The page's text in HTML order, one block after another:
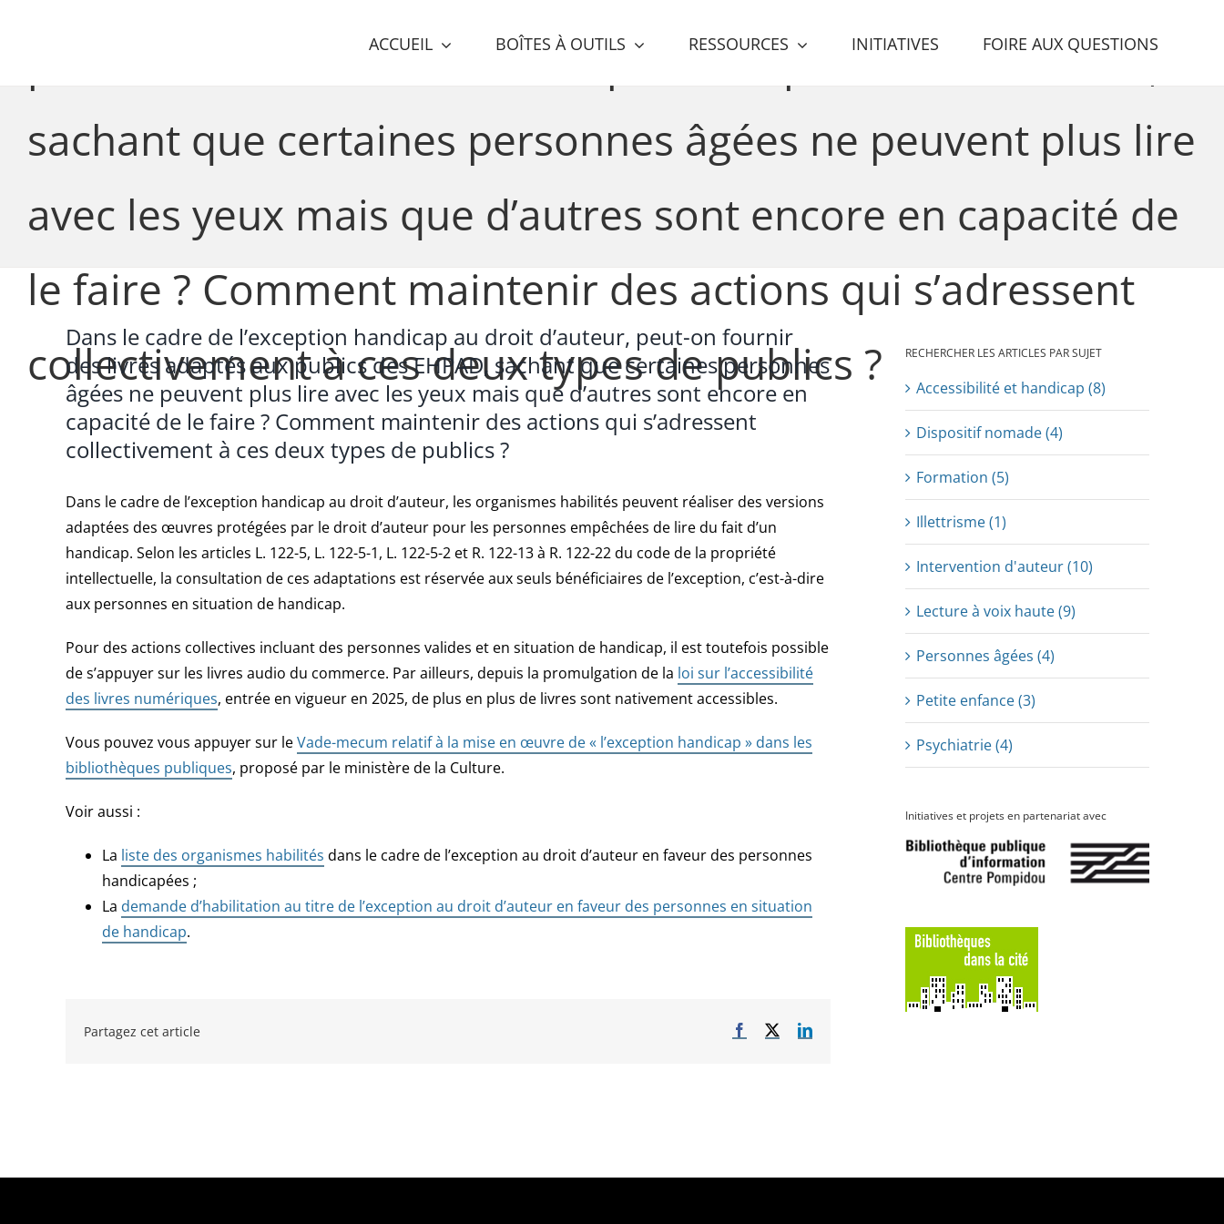
ACCUEIL BOÎTES À OUTILS RESSOURCES INITIATIVES FOIRE AUX QUESTIONS
peut-on fournir des livres adaptés aux publics des EHPAD,
sachant que certaines personnes âgées ne peuvent plus lire
avec les yeux mais que d’autres sont encore en capacité de
le faire ? Comment maintenir des actions qui s’adressent
collectivement à ces deux types de publics ?
Dans le cadre de l’exception handicap au droit d’auteur, peut-on fournir
des livres adaptés aux publics des EHPAD, sachant que certaines personnes
âgées ne peuvent plus lire avec les yeux mais que d’autres sont encore en
capacité de le faire ? Comment maintenir des actions qui s’adressent
collectivement à ces deux types de publics ?
Dans le cadre de l’exception handicap au droit d’auteur, les organismes habilités peuvent réaliser des versions
adaptées des œuvres protégées par le droit d’auteur pour les personnes empêchées de lire du fait d’un
handicap. Selon les articles L. 122-5, L. 122-5-1, L. 122-5-2 et R. 122-13 à R. 122-22 du code de la propriété
intellectuelle, la consultation de ces adaptations est réservée aux seuls bénéficiaires de l’exception, c’est-à-dire
aux personnes en situation de handicap.
Pour des actions collectives incluant des personnes valides et en situation de handicap, il est toutefois possible
de s’appuyer sur les livres audio du commerce. Par ailleurs, depuis la promulgation de la loi sur l’accessibilité
des livres numériques, entrée en vigueur en 2025, de plus en plus de livres sont nativement accessibles.
Vous pouvez vous appuyer sur leVade-mecum relatif à la mise en œuvre de « l’exception handicap » dans les
bibliothèques publiques, proposé par le ministère de la Culture.
Voir aussi :
La liste des organismes habilités dans le cadre de l’exception au droit d’auteur en faveur des personnes
handicapées ;
La demande d’habilitation au titre de l’exception au droit d’auteur en faveur des personnes en situation
de handicap.
Partagez cet article Facebook LinkedIn
RECHERCHER LES ARTICLES PAR SUJET
Accessibilité et handicap (8)
Dispositif nomade (4)
Formation (5)
Illettrisme (1)
Intervention d'auteur (10)
Lecture à voix haute (9)
Personnes âgées (4)
Petite enfance (3)
Psychiatrie (4)
Initiatives et projets en partenariat avec